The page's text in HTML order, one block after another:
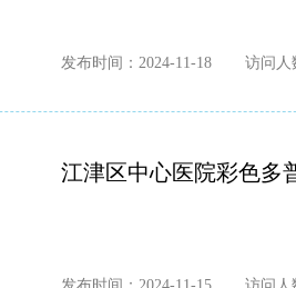
发布时间：2024-11-18 访问人
江津区中心医院彩色多
发布时间：2024-11-15 访问人